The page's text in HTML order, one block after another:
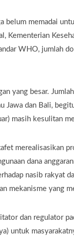
belum memadai
Kementerian
WHO, jumlah
yang besar.
Jawa dan Bali,
masih kesulitan
merealisasikan
dana
nasib rakyat
mekanisme yang
dan regulator
untuk